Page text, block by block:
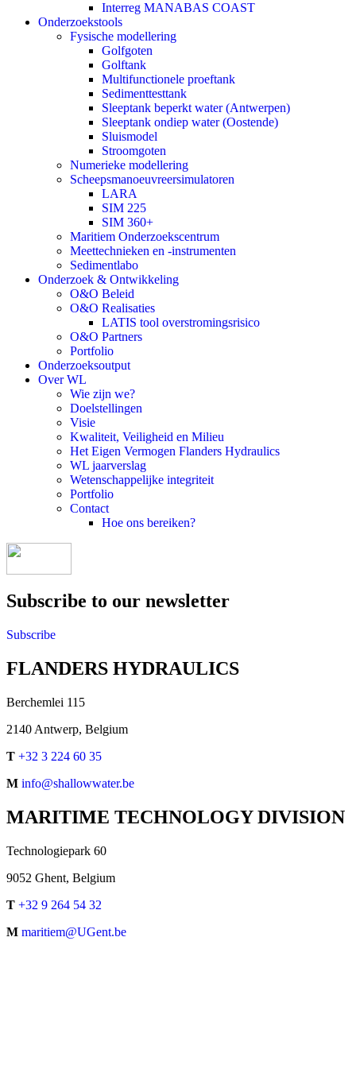
Interreg MANABAS COAST
Onderzoekstools
Fysische modellering
Golfgoten
Golftank
Multifunctionele proeftank
Sedimenttesttank
Sleeptank beperkt water (Antwerpen)
Sleeptank ondiep water (Oostende)
Sluismodel
Stroomgoten
Numerieke modellering
Scheepsmanoeuvreersimulatoren
LARA
SIM 225
SIM 360+
Maritiem Onderzoekscentrum
Meettechnieken en -instrumenten
Sedimentlabo
Onderzoek & Ontwikkeling
O&O Beleid
O&O Realisaties
LATIS tool overstromingsrisico
O&O Partners
Portfolio
Onderzoeksoutput
Over WL
Wie zijn we?
Doelstellingen
Visie
Kwaliteit, Veiligheid en Milieu
Het Eigen Vermogen Flanders Hydraulics
WL jaarverslag
Wetenschappelijke integriteit
Portfolio
Contact
Hoe ons bereiken?
Subscribe to our newsletter
Subscribe
FLANDERS HYDRAULICS
Berchemlei 115
2140 Antwerp, Belgium
T +32 3 224 60 35
M info@shallowwater.be
MARITIME TECHNOLOGY DIVISION
Technologiepark 60
9052 Ghent, Belgium
T +32 9 264 54 32
M maritiem@UGent.be